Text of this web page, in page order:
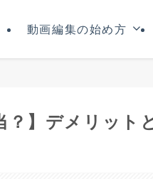
動画編集の始め方
？】デメリット